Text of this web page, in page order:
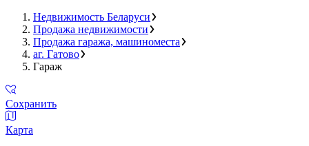
Недвижимость Беларуси
Продажа недвижимости
Продажа гаража, машиноместа
аг. Гатово
Гараж
Сохранить
Карта